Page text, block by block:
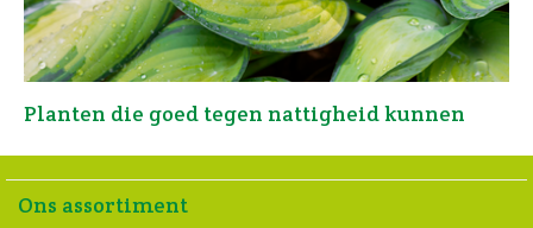
Planten die goed tegen nattigheid kunnen
Ons assortiment